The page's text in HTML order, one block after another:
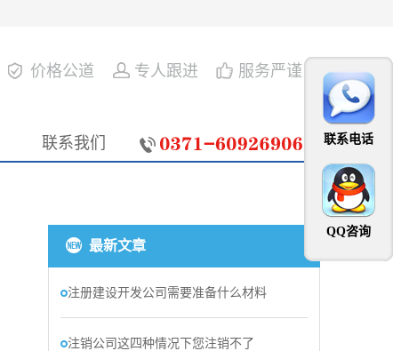
价格公道 专人跟进 服务严谨
联系我们
最新文章
注册建设开发公司需要准备什么材料
注销公司这四种情况下您注销不了
联系电话
QQ咨询